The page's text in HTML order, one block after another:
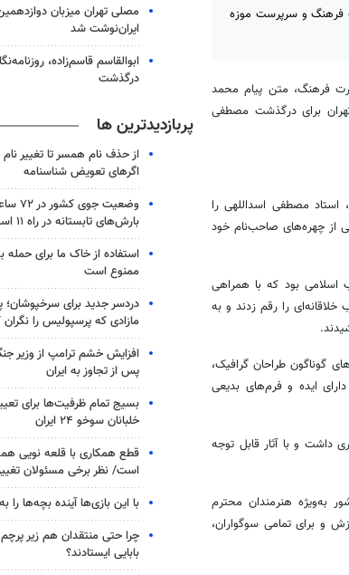
فرهنگ و سرپرست موزه
فرهنگ، متن پیام محمد
برای درگذشت مصطفی
مصطفی اسداللهی را
از چهره‌های صاحب‌نام خود
اسلامی بود که با همراهی
را رقم زدند و به
گوناگون طراحان گرافیک،
ایده‌ و فرم‌های بدیعی
داشت و با آثار قابل توجه
به‌ویژه هنرمندان محترم
و برای تمامی سوگواران،
مصلی تهران میزبان
ایران‌نوشت شد
ابوالقاسم قاسم‌زاده،
درگذشت
پربازدیدترین ها
از حذف نام همسر تا تغییر نام
اگرهای تعویض شناسنامه
وضعیت
بارش‌های تابستانه در راه ۱۱ استان
استفاده از خاک ما برای
ممنوع است
دردسر جدید برای سرخپوشان؛
مازادی که پرسپولیس را نگران
افزایش خشم ترامپ از وزیر
پس از تجاوز به ایران
بسیج تمام ظرفیت‌ها برای
خلبانان سوخو ۲۴ ایران
قطع همکاری با قلعه نویی
است/ نظر برخی مسئولان
با این بازی‌ها آینده بچه‌ها را
چرا حتی منتقدان هم زیر
بابایی ایستادند؟